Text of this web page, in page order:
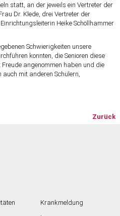
statt, an der jeweils ein Vertreter der
Dr. Klede, drei Vertreter der
Heike Schöllhammer
Schwierigkeiten unsere
konnten, die Senioren diese
angenommen haben und die
mit anderen Schülern,
Zurück
Krankmeldung